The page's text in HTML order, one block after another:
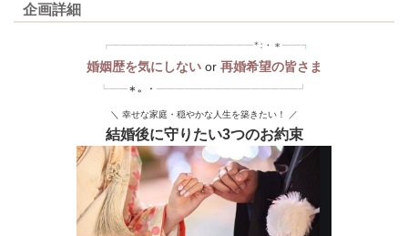
企画詳細
婚姻歴を気にしない or再婚希望の皆さま
＼ 幸せな家庭・穏やかな人生を築きたい！ ／
結婚後に守りたい3つのお約束